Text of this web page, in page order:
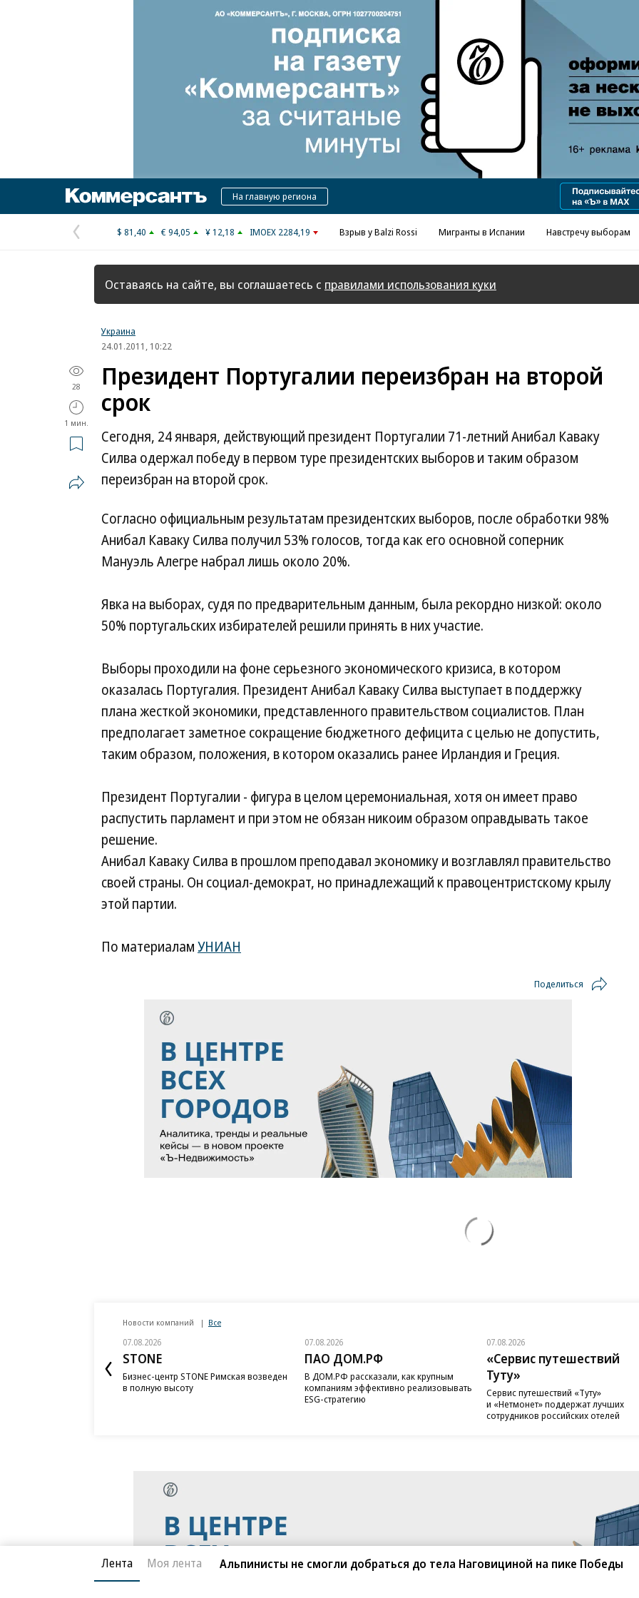
Реклама в «Ъ» www.kommersant.ru/ad
КоммерсантъНа главную региона
Предыдущая
страница
$ 81,40 € 94,05 ¥ 12,18 IMOEX 2284,19 Взрыв у Balzi Rossi Мигранты в Испании Навстречу выборам
Оставаясь на сайте, вы соглашаетесь с правилами использования куки
Украина
24.01.2011, 10:22
28
1 мин.
Президент Португалии переизбран на второй
срок
Сегодня, 24 января, действующий президент Португалии 71-летний Анибал Каваку
Силва одержал победу в первом туре президентских выборов и таким образом
переизбран на второй срок.
Согласно официальным результатам президентских выборов, после обработки 98%
Анибал Каваку Силва получил 53% голосов, тогда как его основной соперник
Мануэль Алегре набрал лишь около 20%.
Явка на выборах, судя по предварительным данным, была рекордно низкой: около
50% португальских избирателей решили принять в них участие.
Выборы проходили на фоне серьезного экономического кризиса, в котором
оказалась Португалия. Президент Анибал Каваку Силва выступает в поддержку
плана жесткой экономики, представленного правительством социалистов. План
предполагает заметное сокращение бюджетного дефицита с целью не допустить,
таким образом, положения, в котором оказались ранее Ирландия и Греция.
Президент Португалии - фигура в целом церемониальная, хотя он имеет право
распустить парламент и при этом не обязан никоим образом оправдывать такое
решение.
Анибал Каваку Силва в прошлом преподавал экономику и возглавлял правительство
своей страны. Он социал-демократ, но принадлежащий к правоцентристскому крылу
этой партии.
По материаламУНИАН
Поделиться
Новости компаний Все
07.08.2026
STONE
Бизнес-центр STONE Римская возведен
в полную высоту
07.08.2026
ПАО ДОМ.РФ
В ДОМ.РФ рассказали, как крупным
компаниям эффективно реализовывать
ESG-стратегию
07.08.2026
«Сервис путешествий
Туту»
Сервис путешествий «Туту»
и «Нетмонет» поддержат лучших
сотрудников российских отелей
Лента Моя лента Альпинисты не смогли добраться до тела Наговициной на пике Победы